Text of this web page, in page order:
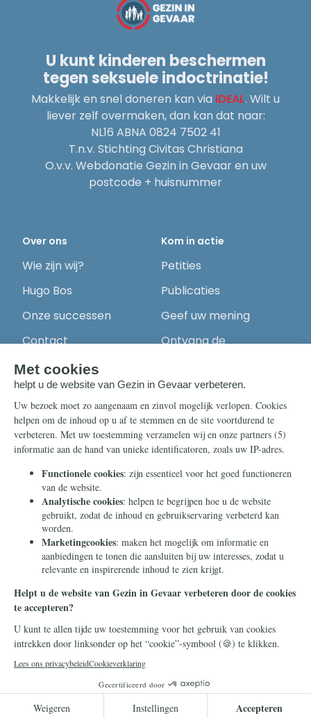
U kunt kinderen beschermen
tegen seksuele indoctrinatie!
Makkelijk en snel doneren kan via iDEAL. Wilt u
liever zelf overmaken, dan kan dat naar:
NL16 ABNA 0824 7502 41
T.n.v. Stichting Civitas Christiana
O.v.v. Webdonatie Gezin in Gevaar en uw
postcode + huisnummer
Over ons
Wie zijn wij?
Hugo Bos
Onze successen
Contact
Kom in actie
Petities
Publicaties
Geef uw mening
Ontvang de
Steun ons
Nieuwsbrief
Eenmalig
Maandelijks
Periodiek
Nalaten
Zelf overschrijven
Info
Contact
Ontvang onze
Telegram-berichten
© 2026 Stichting Civitas Christiana
Cookieverklaring
Privacy